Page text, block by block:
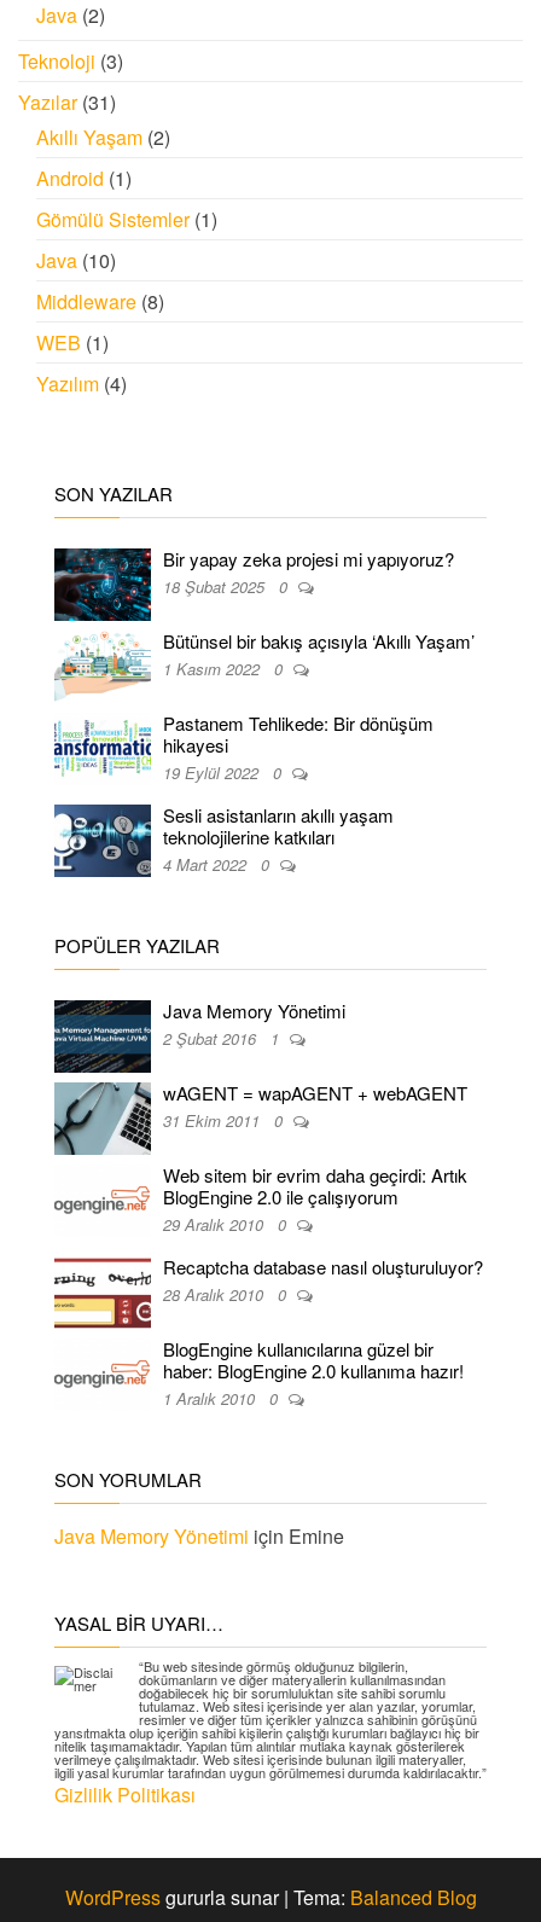
Java (2)
Teknoloji (3)
Yazılar(31)
Akıllı Yaşam (2)
Android (1)
Gömülü Sistemler(1)
Java (10)
Middleware (8)
WEB (1)
Yazılım (4)
SON YAZILAR
Bir yapay zeka projesi mi yapıyoruz?
18 Şubat 2025 0
Bütünsel bir bakış açısıyla ‘Akıllı Yaşam’
1 Kasım 2022 0
Pastanem Tehlikede: Bir dönüşüm
hikayesi
19 Eylül 2022 0
Sesli asistanların akıllı yaşam
teknolojilerine katkıları
4 Mart 2022 0
POPÜLER YAZILAR
Java Memory Yönetimi
2 Şubat 2016 1
wAGENT = wapAGENT + webAGENT
31 Ekim 2011 0
Web sitem bir evrim daha geçirdi: Artık
BlogEngine 2.0 ile çalışıyorum
29 Aralık 2010 0
Recaptcha database nasıl oluşturuluyor?
28 Aralık 2010 0
BlogEngine kullanıcılarına güzel bir
haber: BlogEngine 2.0 kullanıma hazır!
1 Aralık 2010 0
SON YORUMLAR
Java Memory Yönetimi için Emine
YASAL BIR UYARI…
“Bu web sitesinde görmüş olduğunuz bilgilerin,
dokümanların ve diğer materyallerin kullanılmasından
doğabilecek hiç bir sorumluluktan site sahibi sorumlu
tutulamaz. Web sitesi içerisinde yer alan yazılar, yorumlar,
resimler ve diğer tüm içerikler yalnızca sahibinin görüşünü
yansıtmakta olup içeriğin sahibi kişilerin çalıştığı kurumları bağlayıcı hiç bir
nitelik taşımamaktadır. Yapılan tüm alıntılar mutlaka kaynak gösterilerek
verilmeye çalışılmaktadır. Web sitesi içerisinde bulunan ilgili materyaller,
ilgili yasal kurumlar tarafından uygun görülmemesi durumda kaldırılacaktır.”
Gizlilik Politikası
WordPressgururla sunar| Tema: Balanced Blog